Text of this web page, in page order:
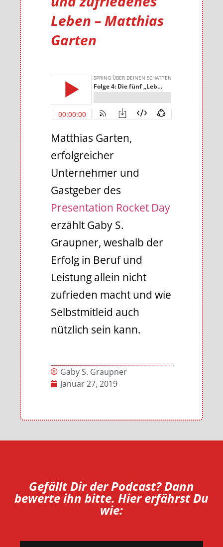
Leben – Matthias
Garten
Matthias Garten,
erfolgreicher
Unternehmer und
Gastgeber des
Presentation Rocket Day
erzählt Gaby S.
Graupner, weshalb der
Erfolg in Beruf und
Leistung allein nicht
zufrieden macht und wie
Selbstmitleid auch
nützlich sein kann.
Gaby S. Graupner
Januar 27, 2019
Gefällt Dir der Podcast? Dann
bewerte ihn bitte. Hier erfährst Du
wie: